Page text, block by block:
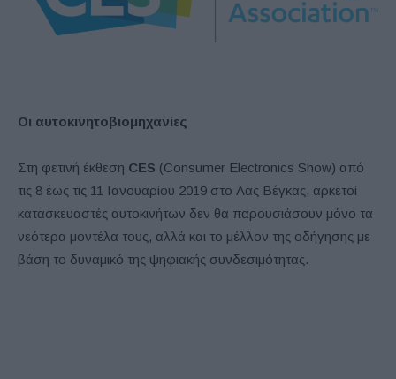
Οι αυτοκινητοβιομηχανίες
Στη φετινή έκθεση CES (Consumer Electronics Show) από
τις 8 έως τις 11 Ιανουαρίου 2019 στο Λας Βέγκας, αρκετοί
κατασκευαστές αυτοκινήτων δεν θα παρουσιάσουν μόνο τα
νεότερα μοντέλα τους, αλλά και το μέλλον της οδήγησης με
βάση το δυναμικό της ψηφιακής συνδεσιμότητας.